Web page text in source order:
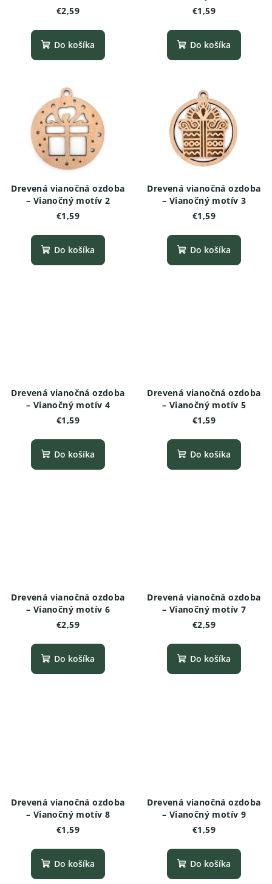
€2,59
Do košíka
€1,59
Do košíka
Drevená vianočná ozdoba
– Vianočný motív 2
€1,59
Do košíka
Drevená vianočná ozdoba
– Vianočný motív 3
€1,59
Do košíka
Drevená vianočná ozdoba
– Vianočný motív 4
€1,59
Do košíka
Drevená vianočná ozdoba
– Vianočný motív 5
€1,59
Do košíka
Drevená vianočná ozdoba
– Vianočný motív 6
€2,59
Do košíka
Drevená vianočná ozdoba
– Vianočný motív 7
€2,59
Do košíka
Drevená vianočná ozdoba
– Vianočný motív 8
€1,59
Do košíka
Drevená vianočná ozdoba
– Vianočný motív 9
€1,59
Do košíka